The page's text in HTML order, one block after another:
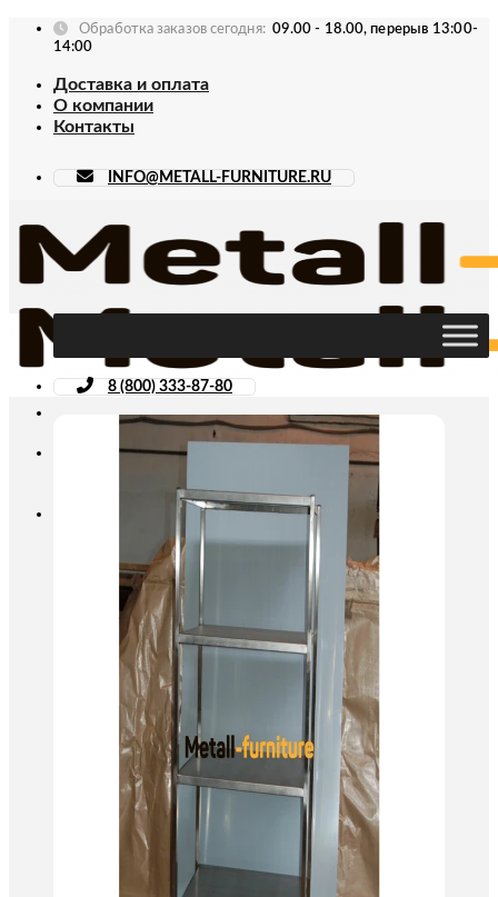
Skip
Обработка заказов сегодня: 09.00 - 18.00, перерыв 13:00-
14:00
Доставка и оплата
О компании
Контакты
INFO@METALL-FURNITURE.RU
8 (800) 333-87-80